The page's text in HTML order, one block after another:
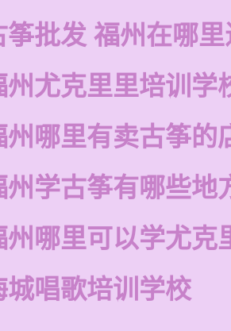
筝批发 福州在哪
州尤克里里培训学
州哪里有卖古筝的
州学古筝有哪些地
州哪里可以学尤克
城唱歌培训学校